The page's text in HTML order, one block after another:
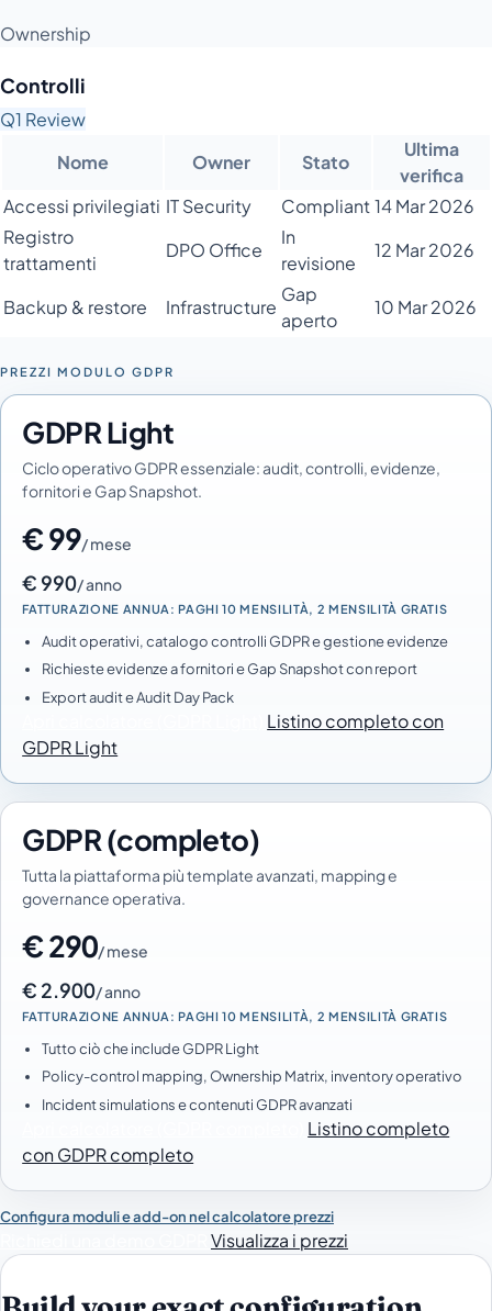
Ownership
Controlli
Q1 Review
Nome
Owner Stato
Ultima
verifica
Accessi privilegiati IT Security Compliant14 Mar 2026
Registro
trattamenti
DPO Office
In
revisione
12 Mar 2026
Backup & restore Infrastructure
Gap
aperto
10 Mar 2026
PREZZI MODULO GDPR
GDPR Light
Ciclo operativo GDPR essenziale: audit, controlli, evidenze,
fornitori e Gap Snapshot.
€ 99/ mese
€ 990/ anno
FATTURAZIONE ANNUA: PAGHI 10 MENSILITÀ, 2 MENSILITÀ GRATIS
Audit operativi, catalogo controlli GDPR e gestione evidenze
Richieste evidenze a fornitori e Gap Snapshot con report
Export audit e Audit Day Pack
Listino completo con
GDPR Light
GDPR (completo)
Tutta la piattaforma più template avanzati, mapping e
governance operativa.
€ 290/ mese
€ 2.900/ anno
FATTURAZIONE ANNUA: PAGHI 10 MENSILITÀ, 2 MENSILITÀ GRATIS
Tutto ciò che include GDPR Light
Policy-control mapping, Ownership Matrix, inventory operativo
Incident simulations e contenuti GDPR avanzati
Listino completo
con GDPR completo
Configura moduli e add-on nel calcolatore prezzi
Visualizza i prezzi